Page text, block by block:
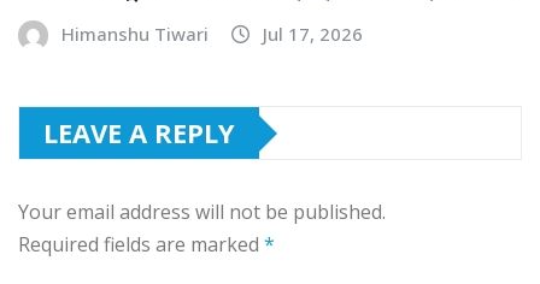
Himanshu Tiwari Jul 17, 2026
LEAVE A REPLY
Your email address will not be published.
Required fields are marked *